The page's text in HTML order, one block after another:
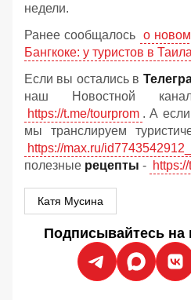
недели.
Ранее сообщалось о
Бангкоке: у туристов в
Если вы остались в
наш Новостной
https://t.me/tourprom . А
мы транслируем
https://max.ru/
полезные рецепты -
Катя Мусина
Подписывайтесь на